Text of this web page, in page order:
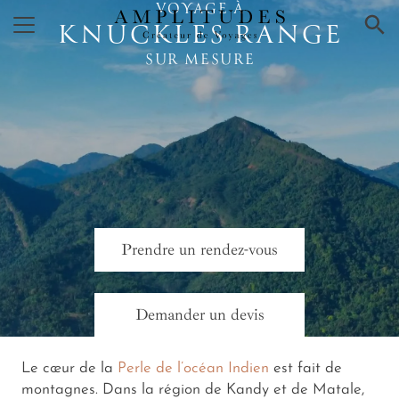
× VOYAGE À
KNUCKLES RANGE
SUR MESURE
Prendre un rendez-vous
Demander un devis
Le cœur de la Perle de l’océan Indien est fait de
montagnes. Dans la région de Kandy et de Matale,